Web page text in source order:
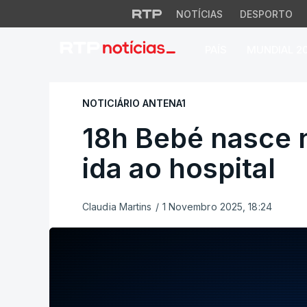
NOTÍCIAS DESPORTO
18h Bebé nasce
NOTICIÁRIO ANTENA1
18h Bebé nasce
ida ao hospital
Claudia Martins / 1 Novembro 2025, 18:24